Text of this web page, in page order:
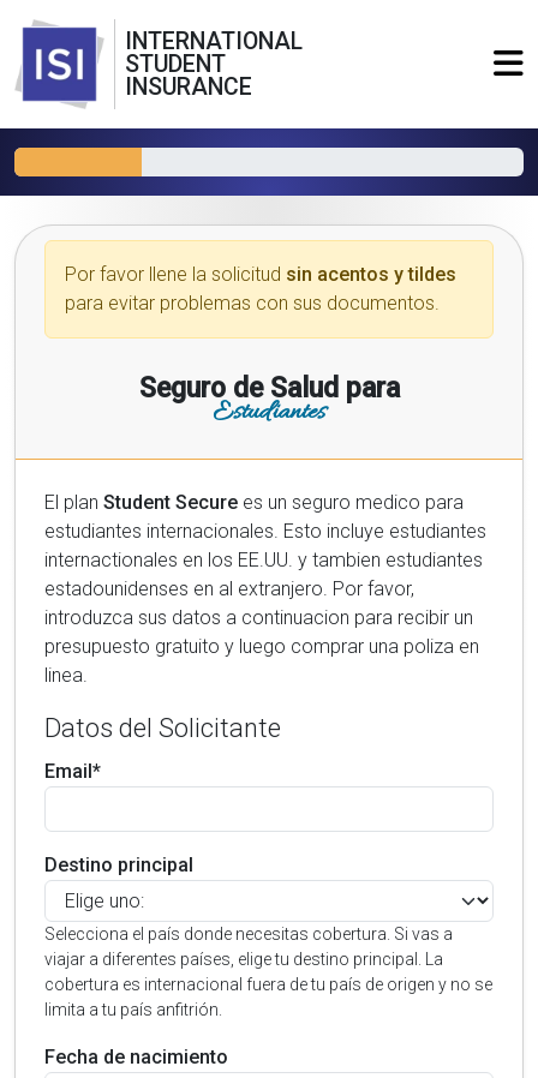
INTERNATIONAL
STUDENT
INSURANCE
Por favor llene la solicitud sin acentos y tildes
para evitar problemas con sus documentos.
Seguro de Salud para
Estudiantes
El plan Student Secure es un seguro medico para
estudiantes internacionales. Esto incluye estudiantes
internactionales en los EE.UU. y tambien estudiantes
estadounidenses en al extranjero. Por favor,
introduzca sus datos a continuacion para recibir un
presupuesto gratuito y luego comprar una poliza en
linea.
Datos del Solicitante
Email*
Destino principal
Selecciona el país donde necesitas cobertura. Si vas a
viajar a diferentes países, elige tu destino principal. La
cobertura es internacional fuera de tu país de origen y no se
limita a tu país anfitrión.
Fecha de nacimiento